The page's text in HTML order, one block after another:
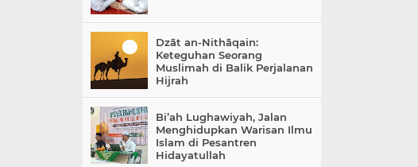
Dzāt an-Nithāqain:
Keteguhan Seorang
Muslimah di Balik Perjalanan
Hijrah
Bi’ah Lughawiyah, Jalan
Menghidupkan Warisan Ilmu
Islam di Pesantren
Hidayatullah